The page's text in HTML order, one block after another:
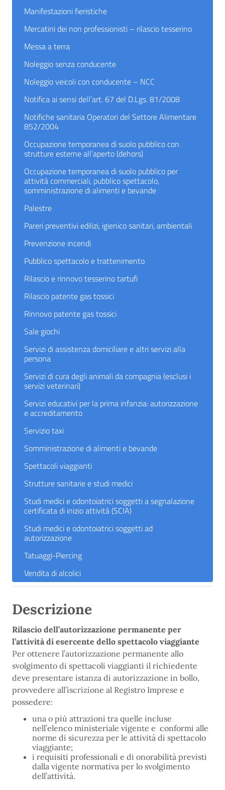
Manifestazioni fieristiche
Mercatini dei non professionisti – rilascio tesserino
Messa a terra
Noleggio senza conducente
Noleggio veicoli con conducente – NCC
Notifica ai sensi dell’art. 67 del D.Lgs. 81/2008
Notifiche sanitaria Operatori del Settore Alimentare
852/2004
Occupazione temporanea di suolo pubblico con
strutture esterne all’aperto (dehors)
Occupazione temporanea di suolo pubblico per
attività commerciali, pubblico spettacolo,
somministrazione di alimenti e bevande
Palestre
Pareri preventivi edilizi, igienico sanitari, ambientali
Prevenzione incendi
Pubblico spettacolo e trattenimento
Rilascio e rinnovo tesserino tartufi
Rilascio patente gas tossici
Rinnovo patente gas tossici
Sale giochi
Servizi di assistenza domiciliare e altri servizi alla
persona
Servizi di cura degli animali da compagnia (esclusi i
servizi veterinari)
Servizi educativi per la prima infanzia: autorizzazione
e accreditamento
Servizio taxi
Somministrazione di alimenti e bevande
Spettacoli viaggianti
Strutture sanitarie e studi medici
Studi medici e odontoiatrici soggetti a segnalazione
certificata di inizio attività (SCIA)
Studi medici e odontoiatrici soggetti ad
autorizzazione
Tatuaggi-Piercing
Vendita di alcolici
Descrizione
Rilascio dell’autorizzazione permanente per
l’attività di esercente dello spettacolo viaggiante
Per ottenere l’autorizzazione permanente allo
svolgimento di spettacoli viaggianti il richiedente
deve presentare istanza di autorizzazione in bollo,
provvedere all’iscrizione al Registro Imprese e
possedere:
una o più attrazioni tra quelle incluse
nell’elenco ministeriale vigente e conformi alle
norme di sicurezza per le attività di spettacolo
viaggiante;
i requisiti professionali e di onorabilità previsti
dalla vigente normativa per lo svolgimento
dell’attività.